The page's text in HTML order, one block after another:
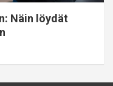
Näin löydät